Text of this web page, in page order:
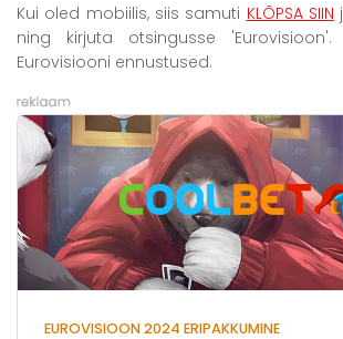
Kui oled mobiilis, siis samuti KLÕPSA SIIN
ning kirjuta otsingusse
Eurovisiooni ennustused.
EUROVISIOON 2024 ERIPAKKUMINE